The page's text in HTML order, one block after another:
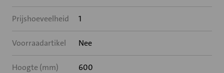
Prijshoeveelheid 1
Voorraadartikel Nee
Hoogte (mm) 600